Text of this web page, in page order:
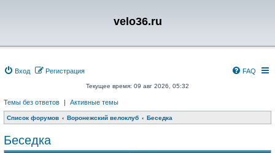
velo36.ru
Вход Регистрация FAQ
Текущее время: 09 авг 2026, 05:32
Темы без ответов | Активные темы
Список форумов Воронежский велоклуб Беседка
Беседка